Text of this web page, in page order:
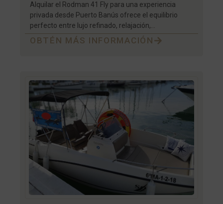
Alquilar el Rodman 41 Fly para una experiencia
privada desde Puerto Banús ofrece el equilibrio
perfecto entre lujo refinado, relajación,…
OBTÉN MÁS INFORMACIÓN